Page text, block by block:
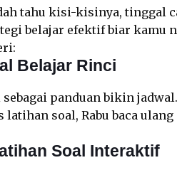
tahu kisi-kisinya, tinggal
belajar efektif biar kamu
Belajar Rinci
panduan bikin
latihan soal, Rabu baca
Soal Interaktif